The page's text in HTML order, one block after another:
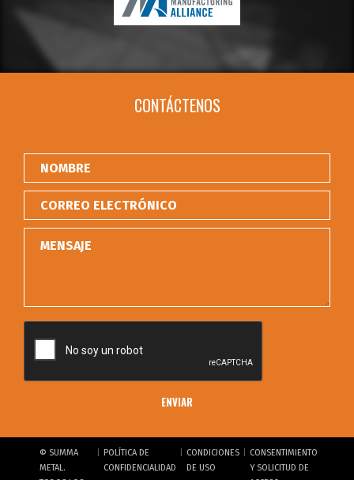
CONTÁCTENOS
© SUMMA
METAL.
| POLÍTICA DE
CONFIDENCIALIDAD
| CONDICIONES
DE USO
| CONSENTIMIENTO
Y SOLICITUD DE